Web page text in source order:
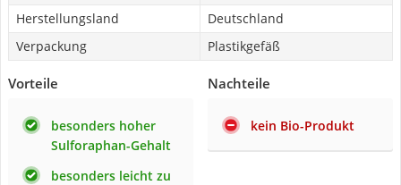
Herstellungsland
Deutschland
Verpackung
Plastikgefäß
Vorteile
besonders hoher
Sulforaphan-Gehalt
besonders leicht zu
Nachteile
kein Bio-Produkt